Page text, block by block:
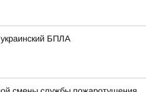
БПЛА